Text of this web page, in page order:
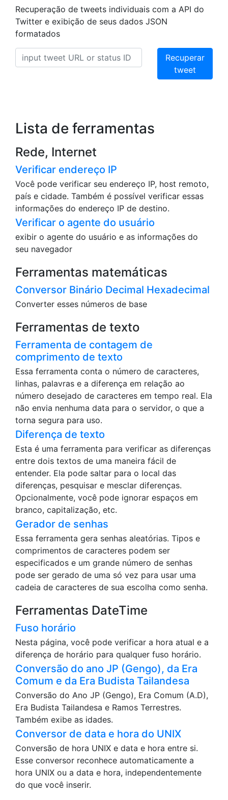
Recuperação de tweets individuais com a API do
Twitter e exibição de seus dados JSON
formatados
Recuperar
tweet
Lista de ferramentas
Rede, Internet
Verificar endereço IP
Você pode verificar seu endereço IP, host remoto,
país e cidade. Também é possível verificar essas
informações do endereço IP de destino.
Verificar o agente do usuário
exibir o agente do usuário e as informações do
seu navegador
Ferramentas matemáticas
Conversor Binário Decimal Hexadecimal
Converter esses números de base
Ferramentas de texto
Ferramenta de contagem de
comprimento de texto
Essa ferramenta conta o número de caracteres,
linhas, palavras e a diferença em relação ao
número desejado de caracteres em tempo real. Ela
não envia nenhuma data para o servidor, o que a
torna segura para uso.
Diferença de texto
Esta é uma ferramenta para verificar as diferenças
entre dois textos de uma maneira fácil de
entender. Ela pode saltar para o local das
diferenças, pesquisar e mesclar diferenças.
Opcionalmente, você pode ignorar espaços em
branco, capitalização, etc.
Gerador de senhas
Essa ferramenta gera senhas aleatórias. Tipos e
comprimentos de caracteres podem ser
especificados e um grande número de senhas
pode ser gerado de uma só vez para usar uma
cadeia de caracteres de sua escolha como senha.
Ferramentas DateTime
Fuso horário
Nesta página, você pode verificar a hora atual e a
diferença de horário para qualquer fuso horário.
Conversão do ano JP (Gengo), da Era
Comum e da Era Budista Tailandesa
Conversão do Ano JP (Gengo), Era Comum (A.D),
Era Budista Tailandesa e Ramos Terrestres.
Também exibe as idades.
Conversor de data e hora do UNIX
Conversão de hora UNIX e data e hora entre si.
Esse conversor reconhece automaticamente a
hora UNIX ou a data e hora, independentemente
do que você inserir.